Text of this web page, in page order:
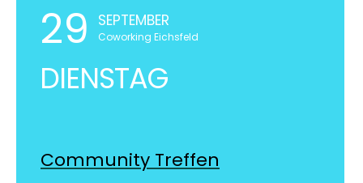
29 SEPTEMBER
Coworking Eichsfeld
DIENSTAG
Community Treffen